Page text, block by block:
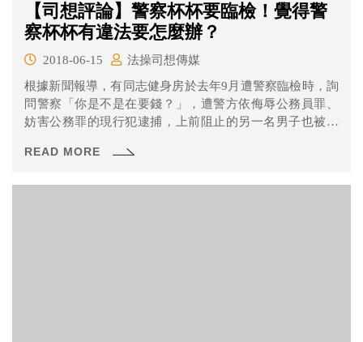
【司想評論】警察杯杯要臨檢！覺得警
察杯杯有違法要怎麼辦？
2018-06-15
法操司想傳媒
根據新聞報導，有同志健身房於去年9月遭警察臨檢時，詢
問警察「你是不是在要錢？」，遭警方依侮辱公務員罪、
妨害公務罪的現行犯逮捕，上前阻止的另一名男子也被依
身房於3年間遭警方臨檢186次，法官認為男子只是提出質
READ MORE